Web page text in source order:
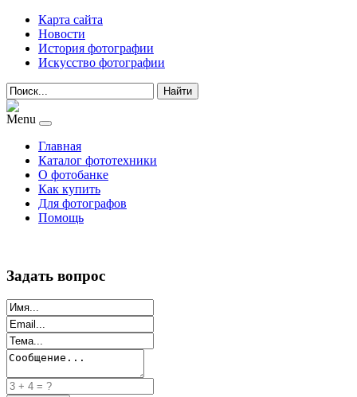
Карта сайта
Новости
История фотографии
Искусство фотографии
Найти
Menu
Главная
Каталог фототехники
О фотобанке
Как купить
Для фотографов
Помощь
Задать вопрос